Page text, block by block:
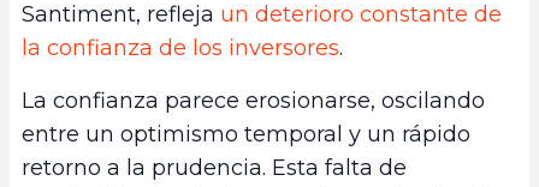
Santiment, refleja un deterioro constante de
la confianza de los inversores.
La confianza parece erosionarse, oscilando
entre un optimismo temporal y un rápido
retorno a la prudencia. Esta falta de